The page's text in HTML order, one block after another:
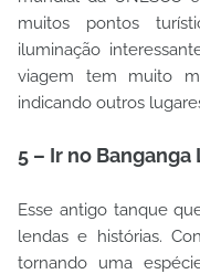
muitos pontos
iluminação
viagem tem muito
indicando outros
5 – Ir no Banganga
Esse antigo tanque
lendas e histórias.
tornando uma